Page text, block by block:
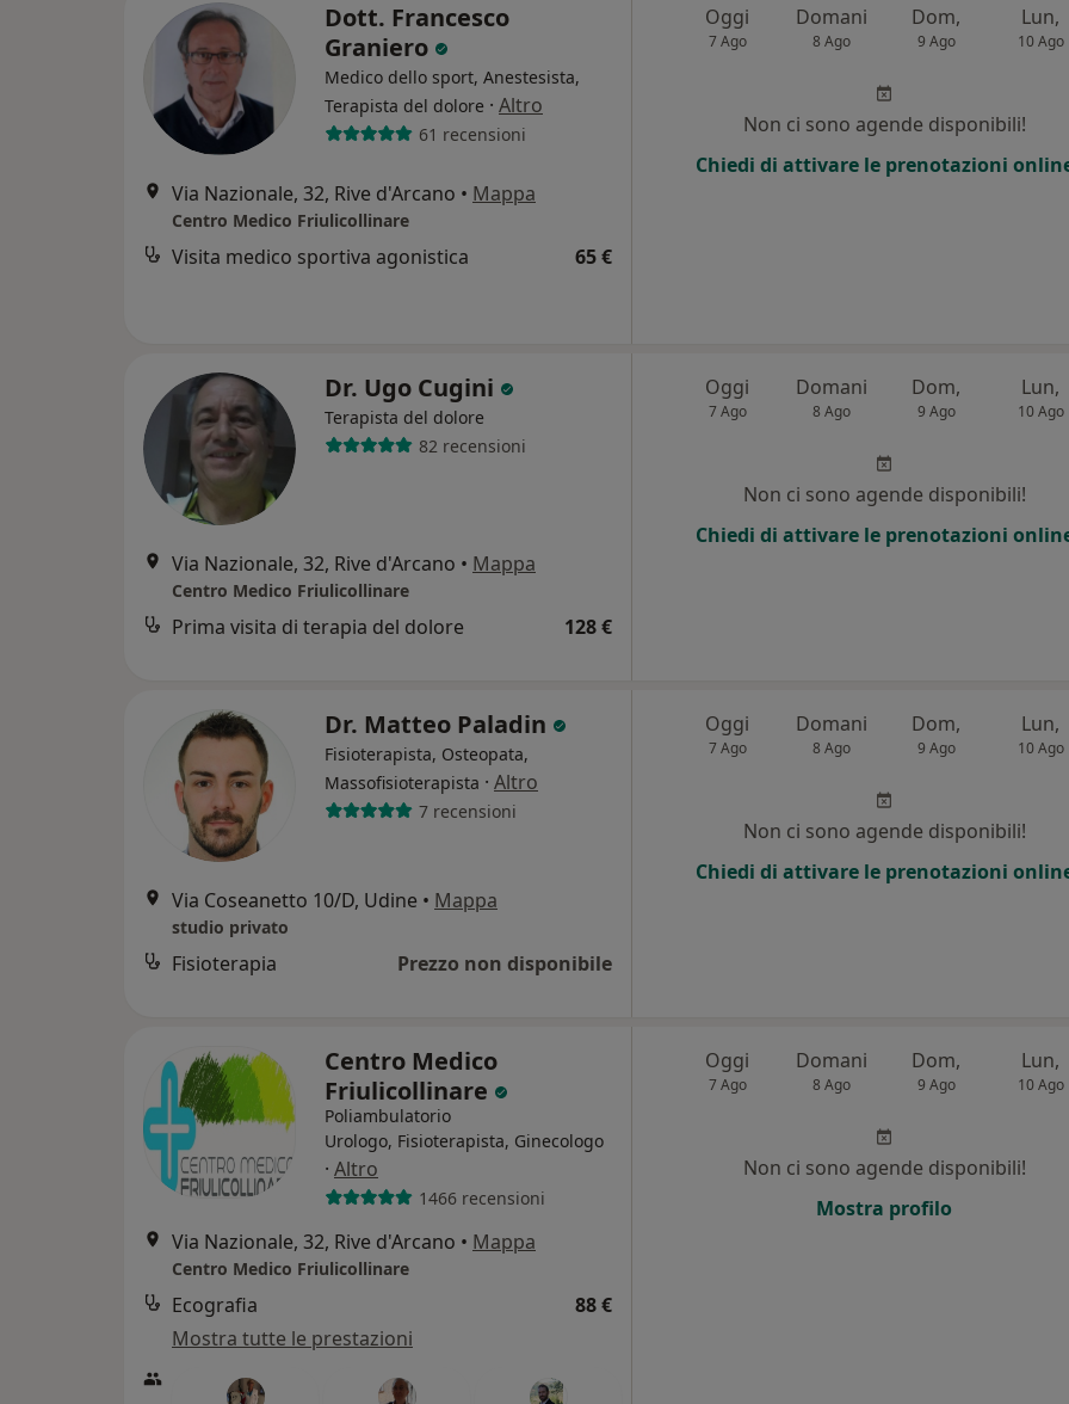
Dott. Francesco
Graniero
Medico dello sport, Anestesista,
Terapista del dolore · Altro
61 recensioni
Via Nazionale, 32, Rive d'Arcano • Mappa
Centro Medico Friulicollinare
Visita medico sportiva agonistica 65 €
Oggi
7 Ago
Domani
8 Ago
Dom,
9 Ago
Lun,
10 Ago
Non ci sono agende disponibili!
Chiedi di attivare le prenotazioni
Dr. Ugo Cugini
Terapista del dolore
82 recensioni
Via Nazionale, 32, Rive d'Arcano • Mappa
Centro Medico Friulicollinare
Prima visita di terapia del dolore 128 €
Oggi
7 Ago
Domani
8 Ago
Dom,
9 Ago
Lun,
10 Ago
Non ci sono agende disponibili!
Chiedi di attivare le prenotazioni
Dr. Matteo Paladin
Fisioterapista, Osteopata,
Massofisioterapista · Altro
7 recensioni
Via Coseanetto 10/D, Udine • Mappa
studio privato
Fisioterapia Prezzo non disponibile
Oggi
7 Ago
Domani
8 Ago
Dom,
9 Ago
Lun,
10 Ago
Non ci sono agende disponibili!
Chiedi di attivare le prenotazioni
Centro Medico
Friulicollinare
Poliambulatorio
Urologo, Fisioterapista, Ginecologo
· Altro
1466 recensioni
Via Nazionale, 32, Rive d'Arcano • Mappa
Centro Medico Friulicollinare
Ecografia
88 €
Mostra tutte le prestazioni
Oggi
7 Ago
Domani
8 Ago
Dom,
9 Ago
Lun,
10 Ago
Non ci sono agende disponibili!
Mostra profilo